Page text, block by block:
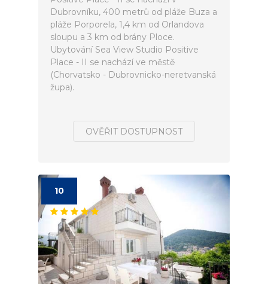
Dubrovníku, 400 metrů od pláže Buza a
pláže Porporela, 1,4 km od Orlandova
sloupu a 3 km od brány Ploce.
Ubytování Sea View Studio Positive
Place - II se nachází ve městě
(Chorvatsko - Dubrovnicko-neretvanská
župa).
OVĚŘIT DOSTUPNOST
10